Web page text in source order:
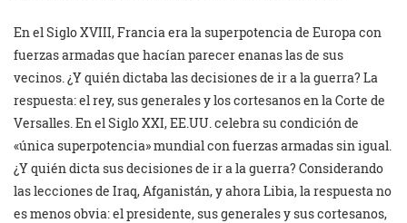
En el Siglo XVIII, Francia era la superpotencia de Europa con
fuerzas armadas que hacían parecer enanas las de sus
vecinos. ¿Y quién dictaba las decisiones de ir a la guerra? La
respuesta: el rey, sus generales y los cortesanos en la Corte de
Versalles. En el Siglo XXI, EE.UU. celebra su condición de
«única superpotencia» mundial con fuerzas armadas sin igual.
¿Y quién dicta sus decisiones de ir a la guerra? Considerando
las lecciones de Iraq, Afganistán, y ahora Libia, la respuesta no
es menos obvia: el presidente, sus generales y sus cortesanos,